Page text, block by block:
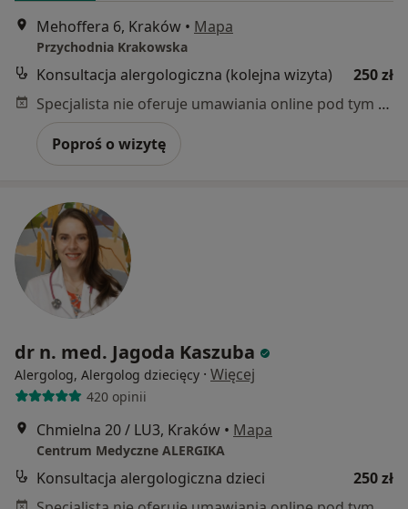
Mehoffera 6, Kraków • Mapa
Przychodnia Krakowska
Konsultacja alergologiczna (kolejna wizyta)
250 zł
Specjalista nie oferuje umawiania online pod tym adresem.
Poproś o wizytę
dr n. med. Jagoda Kaszuba
Alergolog, Alergolog dziecięcy · Więcej
420 opinii
Chmielna 20 / LU3, Kraków • Mapa
Centrum Medyczne ALERGIKA
Konsultacja alergologiczna dzieci
250 zł